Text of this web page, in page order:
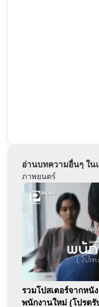
อ่านบทความอื่นๆ ใ
ภาพยนตร์
รวมโปสเตอร์จากหนั
พนักงานใหม่ (โปรด